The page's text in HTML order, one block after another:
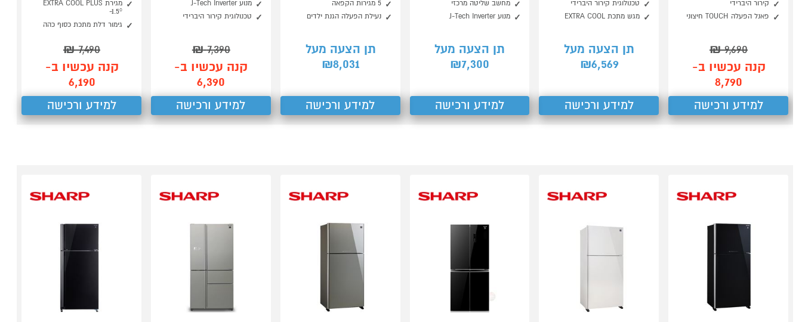
קירור היברידי
פאנל הפעלה TOUCH חיצוני
9,690
₪
קנה עכשיו ב-
8,790
למידע ורכישה
טכנולוגית קירור היברידי
מגש מתכת EXTRA COOL
תן הצעה מעל
₪6,569
למידע ורכישה
מחשב שליטה מרכזי
מנוע J-Tech Inverter
תן הצעה מעל
₪7,300
למידע ורכישה
5 מגירות הקפאה
נעילת הפעלה הגנת ילדים
תן הצעה מעל
₪8,031
למידע ורכישה
מנוע J-Tech Inverter
טכנולוגית קירור היברידי
7,390
₪
קנה עכשיו ב-
6,390
למידע ורכישה
מגירת EXTRA COOL PLUS
‎-1.5°
גימור דלת מתכת כסוף כהה
7,490
₪
קנה עכשיו ב-
6,190
למידע ורכישה